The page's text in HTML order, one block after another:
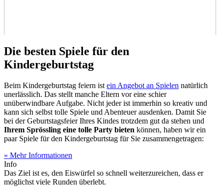
Die besten Spiele für den
Kindergeburtstag
Beim Kindergeburtstag feiern ist ein Angebot an Spielen natürlich
unerlässlich. Das stellt manche Eltern vor eine schier
unüberwindbare Aufgabe. Nicht jeder ist immerhin so kreativ und
kann sich selbst tolle Spiele und Abenteuer ausdenken. Damit Sie
bei der Geburtstagsfeier Ihres Kindes trotzdem gut da stehen und
Ihrem Sprössling eine tolle Party bieten können, haben wir ein
paar Spiele für den Kindergeburtstag für Sie zusammengetragen:
» Mehr Informationen
Info
Das Ziel ist es, den Eiswürfel so schnell weiterzureichen, dass er
möglichst viele Runden überlebt.